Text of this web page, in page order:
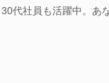
代社員も活躍中。あ